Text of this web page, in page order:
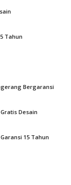
Tahun
Bergaransi
Desain
15 Tahun